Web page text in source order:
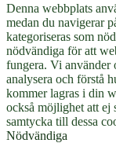
Denna webbplats
medan du navigerar
kategoriseras som
nödvändiga för att
fungera. Vi använder
analysera och förstå
kommer lagras i din
också möjlighet att ej
samtycka till dessa
Nödvändiga